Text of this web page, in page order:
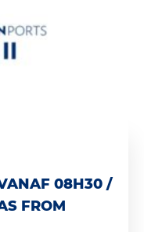
08H30 /
FROM